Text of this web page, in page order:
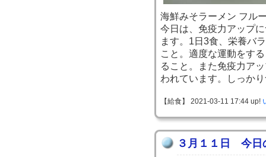
海鮮みそラーメン フル
今日は、免疫力アップ
ます。1日3食、栄養バ
こと。適度な運動をす
ること。また免疫力ア
われています。しっか
【給食】 2021-03-11 17:44 up!
３月１１日 今日